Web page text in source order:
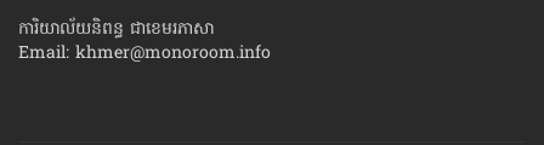
ការិយាល័យនិពន្ធ ជាខេមរភាសា
Email: khmer@monoroom.info